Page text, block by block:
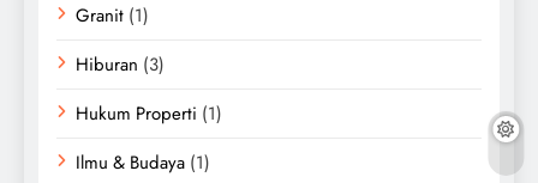
Granit (1)
Hiburan (3)
Hukum Properti (1)
Ilmu & Budaya (1)